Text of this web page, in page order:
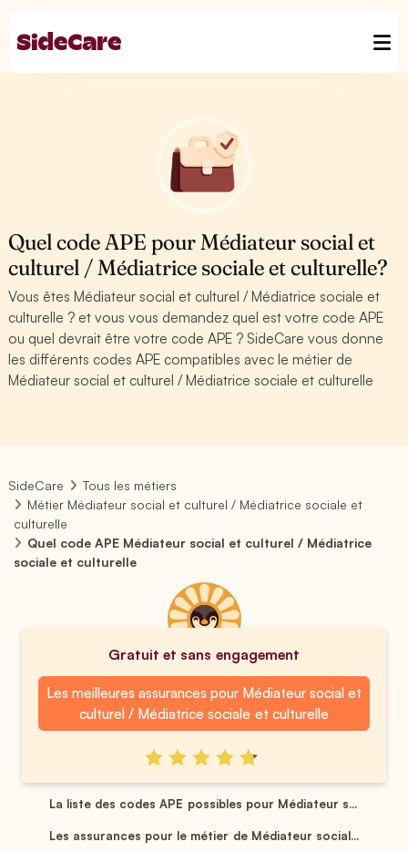
Quel code APE pour Médiateur social et
culturel / Médiatrice sociale et culturelle?
Vous êtes Médiateur social et culturel / Médiatrice sociale et
culturelle ? et vous vous demandez quel est votre code APE
ou quel devrait être votre code APE ? SideCare vous donne
les différents codes APE compatibles avec le métier de
Médiateur social et culturel / Médiatrice sociale et culturelle
SideCare
Tous les métiers
Métier Médiateur social et culturel / Médiatrice sociale et
culturelle
Quel code APE Médiateur social et culturel / Médiatrice
sociale et culturelle
Gratuit et sans engagement
Les meilleures assurances pour Médiateur social et
culturel / Médiatrice sociale et culturelle
La liste des codes APE possibles pour Médiateur s...
Les assurances pour le métier de Médiateur social...